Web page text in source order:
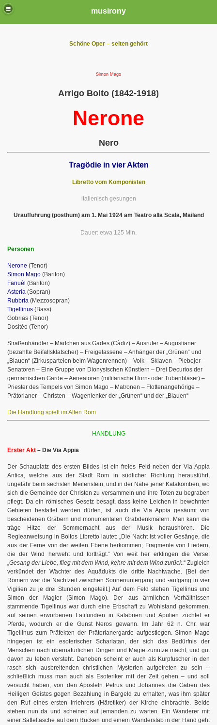
musirony
Schöne Oper – selten gehört
Simon Mago
Arrigo Boito (1842-1918)
Nerone
Nero
Tragödie in vier Akten
Libretto vom Komponisten
italienisch gesungen
Uraufführung (posthum) am 1. Mai 1924 am Teatro alla Scala, Mailand
Dauer: etwa 125 Min.
Personen
Nerone (Tenor)
Simon Mago (Bariton)
Fanuél (Bariton)
Asteria (Sopran)
Rubbria (Mezzosopran)
Tigellinus (Bass)
Gobrias (Tenor)
Dositéo (Tenor)
Straßenhändler – Mädchen aus Gades (Càdiz) – Ausrufer – Augustianer
(bezahlte Beifallsklatscher) – Freigelassene – Anhänger der „Grünen“ und
„Blauen“ (Zirkusparteien beim Wagenrennen) – Volk – Sklaven – Plebejer –
Senatoren – Eine Gruppe von Dionysischen Künstlern – Drei Decurios der
germanischen Garde – Aeneatoren (militärische Horn- oder Tubenbläser) –
Priester des Tempels von Simon Mago – Matronen – Flottenangehörige –
Prätorianer – Christen – Wagenlenker der „Grünen“ und der „Blauen“
Die Handlung spielt im Alten Rom
HANDLUNG
Erster Akt – Die Via Appia
Der Schauplatz des ersten Bildes ist ein freies Feld neben der Via Appia
Antica, welche aus der Stadt Rom in südlicher Richtung herausführt,
ungefähr beim sechsten Meilenstein, und in der Nähe jener Katakomben, wo
sich die Gemeinde der Christen zu versammeln und ihre Toten zu begraben
pflegt. Da ein römisches Gesetz besagt, dass keine Leichen in bewohnten
Gebieten bestattet werden dürfen, ist auch die Via Appia gesäumt von
bescheidenen Gräbern und monumentalen Grabdenkmälern. Man kann die
träge Hitze der Sommernacht aus der Musik heraushören. Die
Regieanweisung in Boitos Libretto lautet: „Die Nacht ist voller Gesänge, die
aus der Ferne von der weiten Ebene herkommen; Fragmente von Liedern,
die der Wind herweht und fortträgt.“ Von weit her erklingen die Verse:
„Gesang der Liebe, flieg mit dem Wind, kehre mit dem Wind zurück.“ Zugleich
verkündet der Wächter des Aquädukts die dritte Nachtwache. [Bei den
Römern war die Nachtzeit zwischen Sonnenuntergang und -aufgang in vier
Vigilien zu je drei Stunden eingeteilt.] Auf dem Feld stehen Tigellinus und
Simon der Magier (Simon Mago). Der aus ärmlichen Verhältnissen
stammende Tigellinus war durch eine Erbschaft zu Wohlstand gekommen,
auf seinen erworbenen Latifundien in Kalabrien und Apulien züchtet er
Pferde, wodurch er die Gunst Neros gewann. Im Jahr 62 n. Chr. war
Tigellinus zum Präfekten der Prätorianergarde aufgestiegen. Simon Mago
hingegen ist ein esoterischer Scharlatan, der sich das Bedürfnis der
Menschen nach übernatürlichen Dingen und Magie zunutze macht, und gut
davon zu leben versteht. Daneben scheint er auch als Kurpfuscher in den
rasch sich ausbreitenden christlichen Mysterien aufgetreten zu sein –
schließlich muss man auch als Esoteriker mit der Zeit gehen – und soll
versucht haben, von den Aposteln Petrus und Johannes die Gaben des
Heiligen Geistes gegen Bezahlung in Bargeld zu erhalten, was ihm später
den Ruf eines ersten Irrlehrers (Häretiker) der Kirche einbrachte. Beide
stehen nun da und scheinen auf jemanden zu warten. Ein Wanderer mit
einer Satteltasche auf dem Rücken und einem Wanderstab in der Hand geht